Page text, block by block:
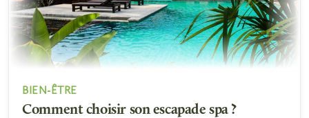
BIEN-ÊTRE
Comment choisir son escapade spa ?